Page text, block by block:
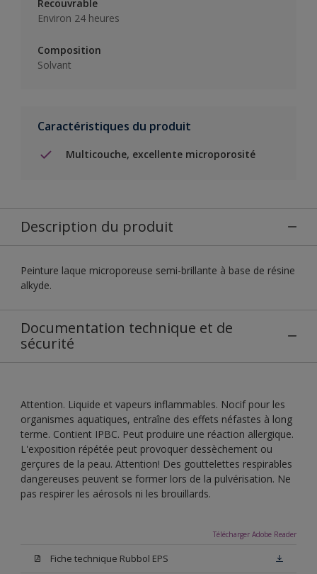
Recouvrable
Environ 24 heures
Composition
Solvant
Caractéristiques du produit
Multicouche, excellente microporosité
Description du produit
Peinture laque microporeuse semi-brillante à base de résine
alkyde.
Documentation technique et de
sécurité
Attention. Liquide et vapeurs inflammables. Nocif pour les
organismes aquatiques, entraîne des effets néfastes à long
terme. Contient IPBC. Peut produire une réaction allergique.
L'exposition répétée peut provoquer dessèchement ou
gerçures de la peau. Attention! Des gouttelettes respirables
dangereuses peuvent se former lors de la pulvérisation. Ne
pas respirer les aérosols ni les brouillards.
Télécharger Adobe Reader
Fiche technique Rubbol EPS